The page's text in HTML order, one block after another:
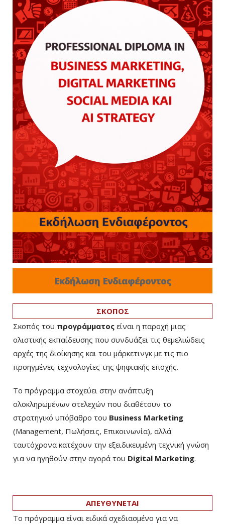
Εκδήλωση Ενδιαφέροντος
ΣΚΟΠΟΣ
Σκοπός του προγράμματος είναι η παροχή μιας
ολιστικής εκπαίδευσης που συνδυάζει τις θεμελιώδεις
αρχές της διοίκησης και του μάρκετινγκ με τις πιο
προηγμένες τεχνολογίες της ψηφιακής εποχής.
Το πρόγραμμα στοχεύει στην ανάπτυξη
ολοκληρωμένων στελεχών που διαθέτουν το
στρατηγικό υπόβαθρο του Business Marketing
(Management, Πωλήσεις, Επικοινωνία), αλλά
ταυτόχρονα κατέχουν την εξειδικευμένη τεχνική γνώση
για να ηγηθούν στην αγορά του Digital Marketing.
ΑΠΕΥΘΥΝΕΤΑΙ
Το πρόγραμμα είναι ειδικά σχεδιασμένο για να